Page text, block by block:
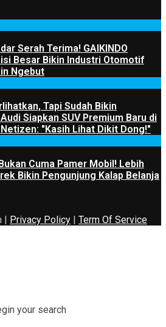
Serah Terima! GAIKINDO
Besar Bikin Industri Otomotif
Ngebut
Tapi Sudah Bikin
Siapkan SUV Premium Baru di
Netizen: "Kasih Lihat Dikit Dong!"
Cuma Pamer Mobil! Lebih
Bikin Pengunjung Kalap Belanja
Privacy Policy Term Of Service
your search